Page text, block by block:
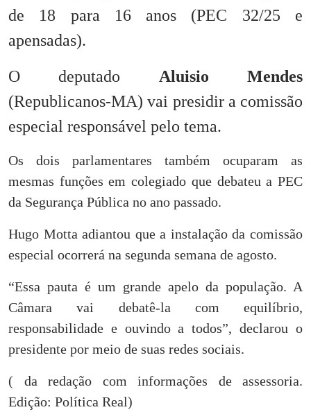
de 18 para 16 anos (PEC 32/25 e
apensadas).
O deputado Aluisio Mendes
(Republicanos-MA) vai presidir a comissão
especial responsável pelo tema.
Os dois parlamentares também ocuparam as
mesmas funções em colegiado que debateu a PEC
da Segurança Pública no ano passado.
Hugo Motta adiantou que a instalação da comissão
especial ocorrerá na segunda semana de agosto.
“Essa pauta é um grande apelo da população. A
Câmara vai debatê-la com equilíbrio,
responsabilidade e ouvindo a todos”, declarou o
presidente por meio de suas redes sociais.
( da redação com informações de assessoria.
Edição: Política Real)